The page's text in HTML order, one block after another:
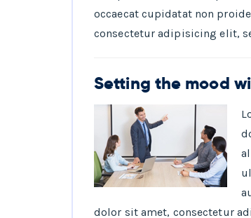
occaecat cupidatat non
consectetur adipisicing elit,
Setting the mood
dolor sit amet, consectetur